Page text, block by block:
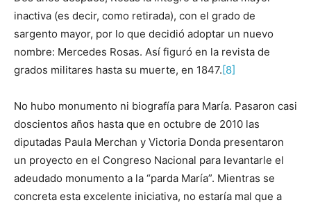
inactiva (es decir, como retirada), con el grado de
sargento mayor, por lo que decidió adoptar un nuevo
nombre: Mercedes Rosas. Así figuró en la revista de
grados militares hasta su muerte, en 1847. [8]
No hubo monumento ni biografía para María. Pasaron casi
doscientos años hasta que en octubre de 2010 las
diputadas Paula Merchan y Victoria Donda presentaron
un proyecto en el Congreso Nacional para levantarle el
adeudado monumento a la “parda María”. Mientras se
concreta esta excelente iniciativa, no estaría mal que a